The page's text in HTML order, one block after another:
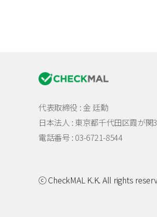
代表取締役 : 金 廷勳
日本法人 :東京都千代田区霞が関
電話番号 : 03-6721-8544
ⓒ CheckMAL K.K. All rights